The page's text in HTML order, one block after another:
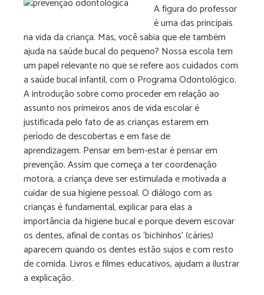
A figura do professor
é uma das principais
na vida da criança. Mas, você sabia que ele também
ajuda na saúde bucal do pequeno? Nossa escola tem
um papel relevante no que se refere aos cuidados com
a saúde bucal infantil, com o Programa Odontológico.
A introdução sobre como proceder em relação ao
assunto nos primeiros anos de vida escolar é
justificada pelo fato de as crianças estarem em
período de descobertas e em fase de
aprendizagem. Pensar em bem-estar é pensar em
prevenção. Assim que começa a ter coordenação
motora, a criança deve ser estimulada e motivada a
cuidar de sua higiene pessoal. O diálogo com as
crianças é fundamental, explicar para elas a
importância da higiene bucal e porque devem escovar
os dentes, afinal de contas os ‘bichinhos’ (cáries)
aparecem quando os dentes estão sujos e com resto
de comida. Livros e filmes educativos, ajudam a ilustrar
a explicação.